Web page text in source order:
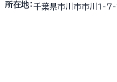
所在地：千葉県市川市市川1-